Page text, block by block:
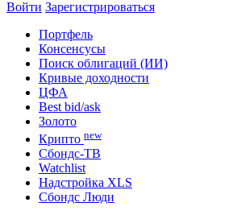
Войти Зарегистрироваться
Портфель
Консенсусы
Поиск облигаций (ИИ)
Кривые доходности
ЦФА
Best bid/ask
Золото
Крипто new